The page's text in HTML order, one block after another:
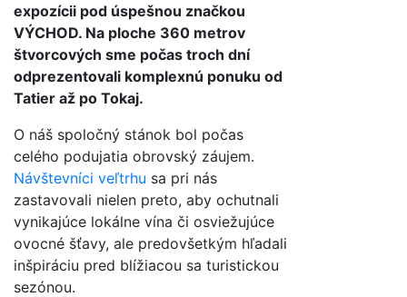
expozícii pod úspešnou značkou
VÝCHOD. Na ploche 360 metrov
štvorcových sme počas troch dní
odprezentovali komplexnú ponuku od
Tatier až po Tokaj.
O náš spoločný stánok bol počas
celého podujatia obrovský záujem.
Návštevníci veľtrhu sa pri nás
zastavovali nielen preto, aby ochutnali
vynikajúce lokálne vína či osviežujúce
ovocné šťavy, ale predovšetkým hľadali
inšpiráciu pred blížiacou sa turistickou
sezónou.